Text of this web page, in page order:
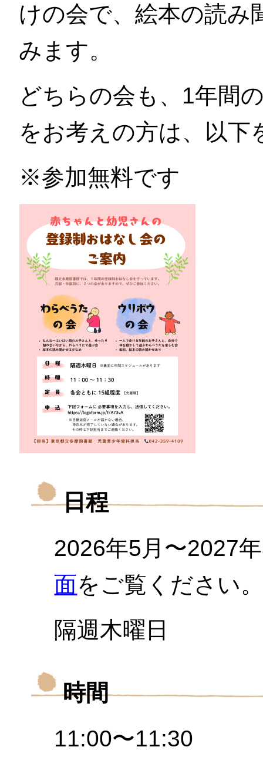
けの会で、絵本の読み
みます。
どちらの会も、1年間
をお考えの方は、以下
※参加無料です
日程
2026年5月〜
面をご覧ください
隔週木曜日
時間
11:00〜11:30